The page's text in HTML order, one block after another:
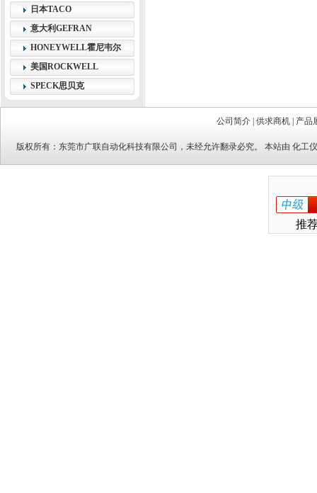
日本TACO
意大利GEFRAN
HONEYWELL霍尼韦尔
美国ROCKWELL
SPECK思贝克
公司简介 供求商机 产品
版权所有： 东莞市广联自动化科技有限公司 ，未经允许翻录必究。 本站由 化工
推